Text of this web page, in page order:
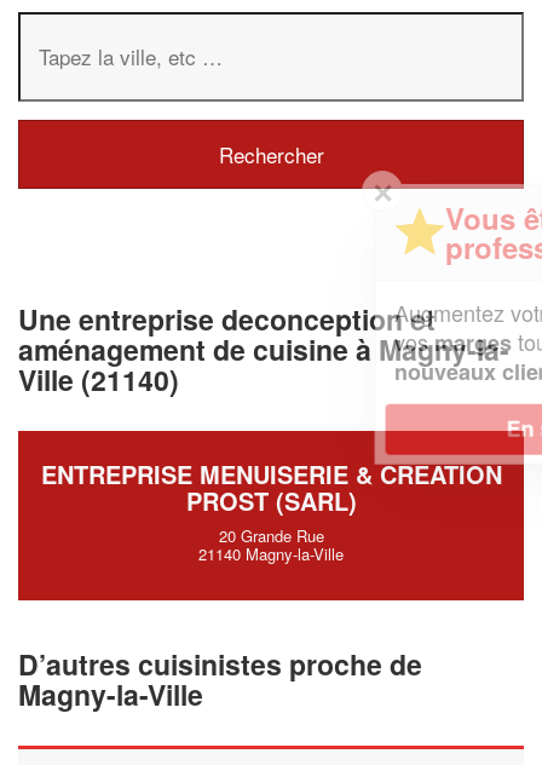
Une entreprise deconception et
aménagement de cuisine à Magny-la-
Ville (21140)
ENTREPRISE MENUISERIE & CREATION
PROST (SARL)
20 Grande Rue
21140 Magny-la-Ville
D’autres cuisinistes proche de
Magny-la-Ville
✕
professionnel ?
Augmentez votrechiffre d'affaireset
vosmargestout en gagnant de
nouveaux clients!
En savoir plus